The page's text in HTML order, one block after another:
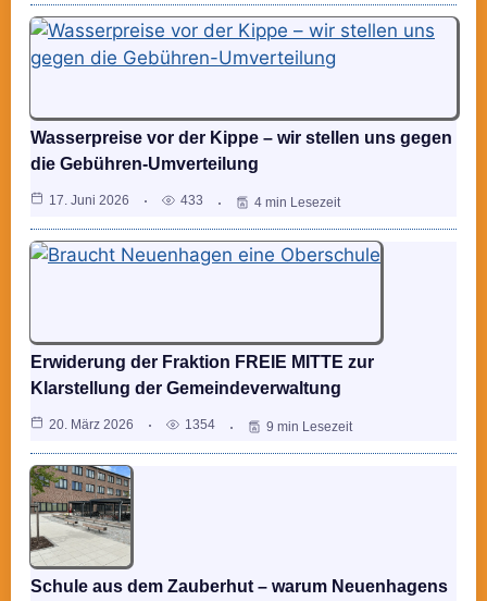
Wasserpreise vor der Kippe – wir stellen uns gegen
die Gebühren-Umverteilung
17. Juni 2026 433 4 min Lesezeit
Erwiderung der Fraktion FREIE MITTE zur
Klarstellung der Gemeindeverwaltung
20. März 2026 1354 9 min Lesezeit
Schule aus dem Zauberhut – warum Neuenhagens